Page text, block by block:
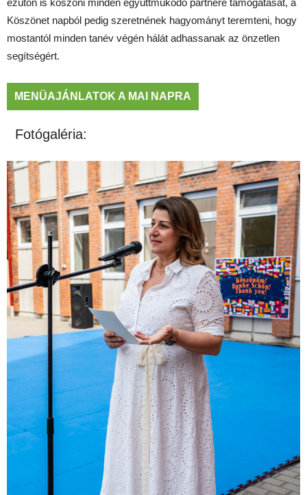
ezúton is köszöni minden együttműködő partnere támogatását, a
Köszönet napból pedig szeretnének hagyományt teremteni, hogy
mostantól minden tanév végén hálát adhassanak az önzetlen
segítségért.
MENÜAJÁNLATOK A MAI NAPRA
Fotógaléria: